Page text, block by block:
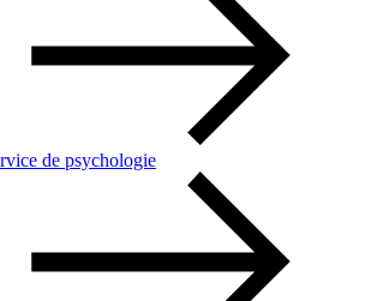
de psychologie